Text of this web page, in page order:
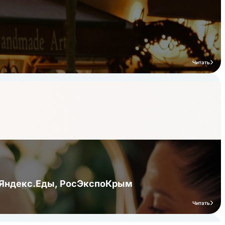
Читать
Яндекс.Еды, РосЭкспоКрым
Читать